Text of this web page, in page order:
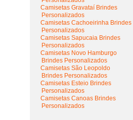
Camisetas Gravataí Brindes
Personalizados
Camisetas Cachoeirinha Brindes
Personalizados
Camisetas Sapucaia Brindes
Personalizados
Camisetas Novo Hamburgo
Brindes Personalizados
Camisetas São Leopoldo
Brindes Personalizados
Camisetas Esteio Brindes
Personalizados
Camisetas Canoas Brindes
Personalizados